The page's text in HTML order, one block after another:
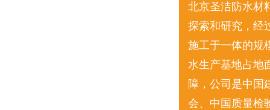
北京圣洁防水材
探索和研究，经
施工于一体的规
水生产基地占地
障，公司是中国
会、中国质量检